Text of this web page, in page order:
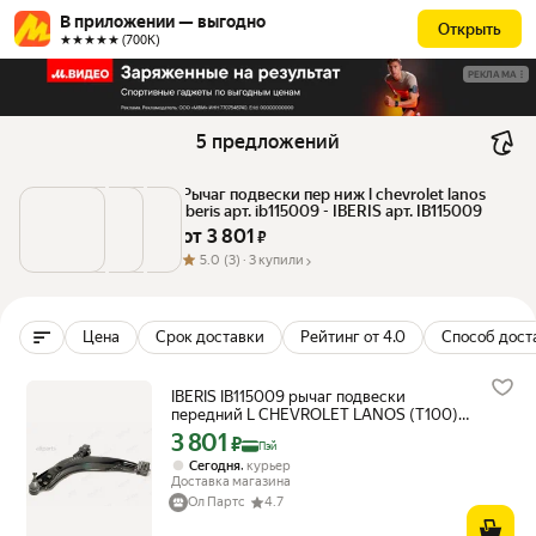
В приложении — выгодно
★★★★★ (700К)
Открыть
РЕКЛАМА
5 предложений
Рычаг подвески пер ниж l chevrolet lanos
iberis арт. ib115009 - IBERIS арт. IB115009
от 3 801 ₽
5.0 (3) · 3 купили
Цена Срок доставки Рейтинг от 4.0 Способ
IBERIS IB115009 рычаг подвески
передний L CHEVROLET LANOS (T100)
-09/DAEWOO NEXIA (N100, N150) -16
Цена с картой Яндекс Пэй 3801 ₽ вместо
3 801 ₽ Пэй
Сегодня, курьер
Доставка магазина
Ол Партс
4.7